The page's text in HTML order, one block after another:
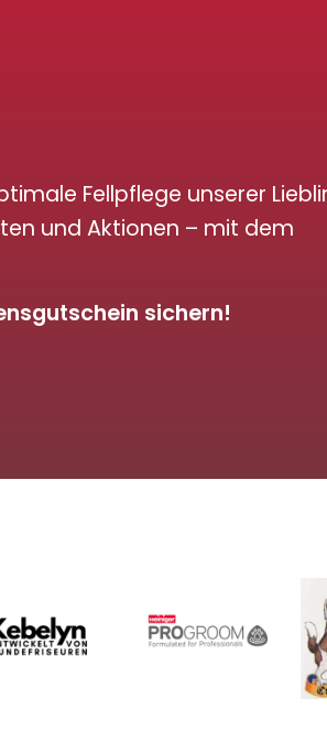
Fellpflege unserer
und Aktionen – mit dem
sichern!